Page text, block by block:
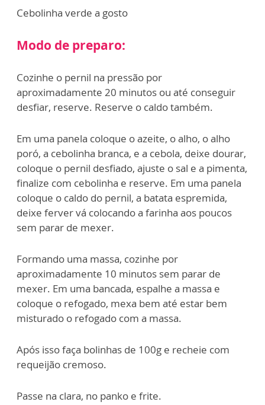
Cebolinha verde a gosto
Modo de preparo:
Cozinhe o pernil na pressão por
aproximadamente 20 minutos ou até conseguir
desfiar, reserve. Reserve o caldo também.
Em uma panela coloque o azeite, o alho, o alho
poró, a cebolinha branca, e a cebola, deixe dourar,
coloque o pernil desfiado, ajuste o sal e a pimenta,
finalize com cebolinha e reserve. Em uma panela
coloque o caldo do pernil, a batata espremida,
deixe ferver vá colocando a farinha aos poucos
sem parar de mexer.
Formando uma massa, cozinhe por
aproximadamente 10 minutos sem parar de
mexer. Em uma bancada, espalhe a massa e
coloque o refogado, mexa bem até estar bem
misturado o refogado com a massa.
Após isso faça bolinhas de 100g e recheie com
requeijão cremoso.
Passe na clara, no panko e frite.